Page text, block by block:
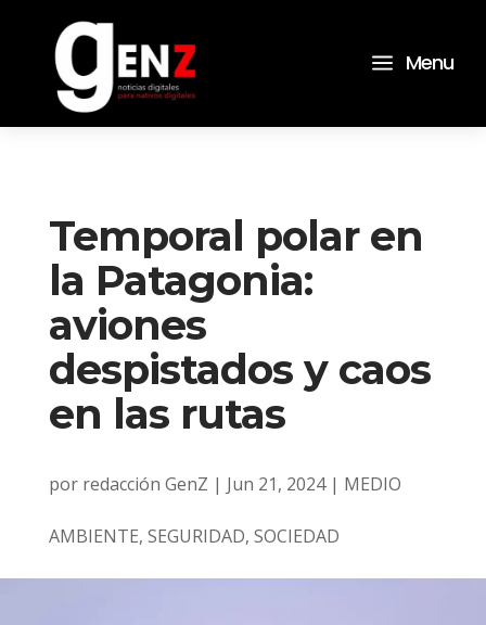
a Menu
Temporal polar en
la Patagonia:
aviones
despistados y caos
en las rutas
por redacción GenZ | Jun 21, 2024| MEDIO
AMBIENTE, SEGURIDAD, SOCIEDAD